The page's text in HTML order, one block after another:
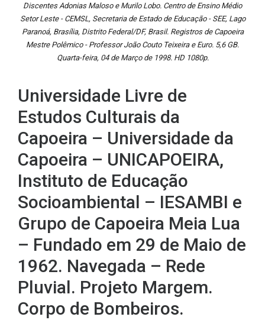
Discentes Adonias Maloso e Murilo Lobo. Centro de Ensino Médio
Setor Leste - CEMSL, Secretaria de Estado de Educação - SEE, Lago
Paranoá, Brasília, Distrito Federal/DF, Brasil. Registros de Capoeira
Mestre Polêmico - Professor João Couto Teixeira e Euro. 5,6 GB.
Quarta-feira, 04 de Março de 1998. HD 1080p.
Universidade Livre de
Estudos Culturais da
Capoeira – Universidade da
Capoeira – UNICAPOEIRA,
Instituto de Educação
Socioambiental – IESAMBI e
Grupo de Capoeira Meia Lua
– Fundado em 29 de Maio de
1962. Navegada – Rede
Pluvial. Projeto Margem.
Corpo de Bombeiros.